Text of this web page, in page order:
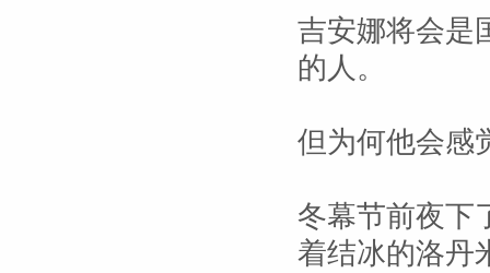
吉安娜将会是
的人。
但为何他会感
冬幕节前夜下
着结冰的洛丹